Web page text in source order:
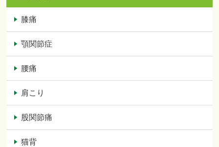
膝痛
顎関節症
腰痛
肩こり
股関節痛
猫背